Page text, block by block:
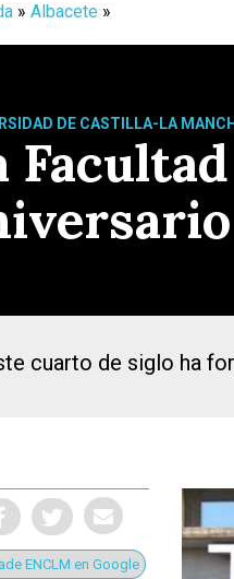
» Albacete »
DE CASTILLA-LA
cuarto de siglo ha
ENCLM en Google